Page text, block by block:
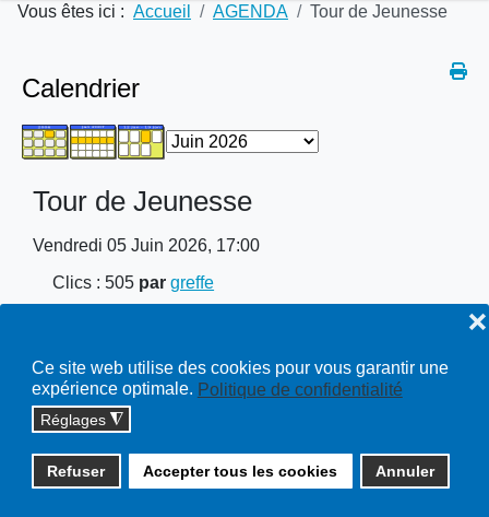
Ce site web utilise des cookies pour vous garantir une
expérience optimale. Politique de confidentialité
Réglages ◮
Refuser Accepter tous les cookies Annuler
❌
Vous êtes ici : Accueil AGENDA Tour de Jeunesse
Calendrier
Tour de Jeunesse
Vendredi 05 Juin 2026, 17:00
Clics : 505 pargreffe
Copyright © 2026 cossonay.ch - tous droits réservés | site :
solutions informatiques